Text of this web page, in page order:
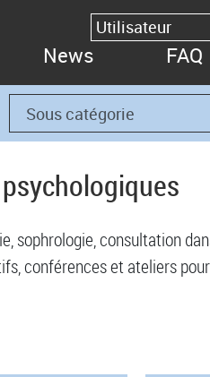
News FAQ
sophrologie, consultation
conférences et ateliers